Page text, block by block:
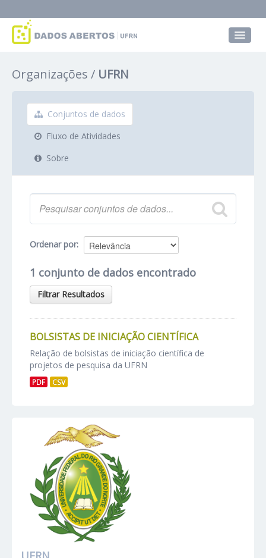
Grupos
Sobre
Organizações UFRN
Conjuntos de dados
Fluxo de Atividades
Sobre
Ordenar por
1 conjunto de dados encontrado
Filtrar Resultados
BOLSISTAS DE INICIAÇÃO CIENTÍFICA
Relação de bolsistas de iniciação científica de
projetos de pesquisa da UFRN
PDF CSV